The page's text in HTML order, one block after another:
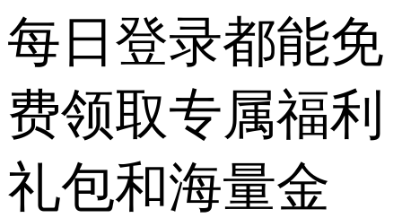
每日登录都能免
费领取专属福利
礼包和海量金